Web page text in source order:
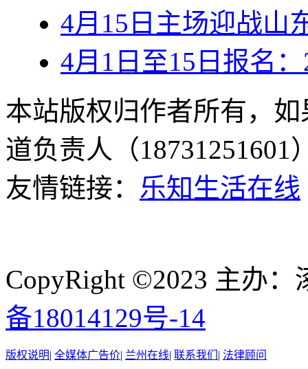
4月15日主场迎战山
4月1日至15日报名
本站版权归作者所有，
道负责人（
友情链接： 乐知生活在线
CopyRight ©2023 主办
备18014129号-14
版权说明| 全媒体广告价| 兰州在线| 联系我们 | 法律顾问